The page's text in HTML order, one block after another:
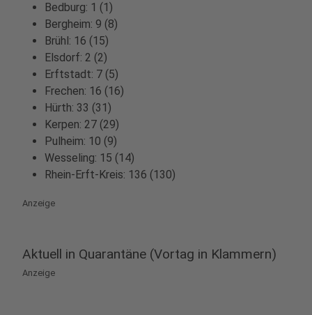
Bedburg: 1 (1)
Bergheim: 9 (8)
Brühl: 16 (15)
Elsdorf: 2 (2)
Erftstadt: 7 (5)
Frechen: 16 (16)
Hürth: 33 (31)
Kerpen: 27 (29)
Pulheim: 10 (9)
Wesseling: 15 (14)
Rhein-Erft-Kreis: 136 (130)
Anzeige
Aktuell in Quarantäne (Vortag in Klammern)
Anzeige